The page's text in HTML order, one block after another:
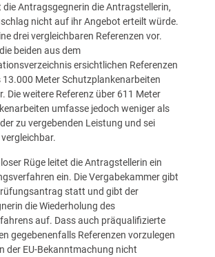
Antragsgegnerin die Antragstellerin,
nicht auf ihr Angebot erteilt würde.
drei vergleichbaren Referenzen vor.
beiden aus dem
ersichtlichen Referenzen
13.000 Meter Schutzplankenarbeiten
Die weitere Referenz über 611 Meter
umfasse jedoch weniger als
zu vergebenden Leistung und sei
Rüge leitet die Antragstellerin ein
ein. Die Vergabekammer gibt
statt und gibt der
die Wiederholung des
auf. Dass auch präqualifizierte
gegebenenfalls Referenzen vorzulegen
der EU-Bekanntmachung nicht